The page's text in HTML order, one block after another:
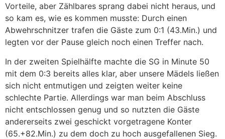
Vorteile, aber Zählbares sprang dabei nicht heraus, und
so kam es, wie es kommen musste: Durch einen
Abwehrschnitzer trafen die Gäste zum 0:1 (43.Min.) und
legten vor der Pause gleich noch einen Treffer nach.
In der zweiten Spielhälfte machte die SG in Minute 50
mit dem 0:3 bereits alles klar, aber unsere Mädels ließen
sich nicht entmutigen und zeigten weiter keine
schlechte Partie. Allerdings war man beim Abschluss
nicht entschlossen genug und so nutzten die Gäste
andererseits zwei geschickt vorgetragene Konter
(65.+82.Min.) zu dem doch zu hoch ausgefallenen Sieg.